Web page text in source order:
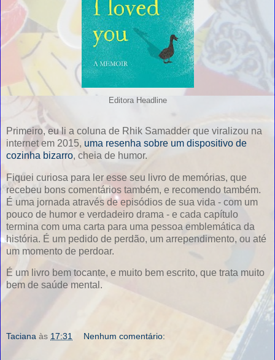
Editora Headline
Primeiro, eu li a coluna de Rhik Samadder que viralizou na
internet em 2015, uma resenha sobre um dispositivo de
cozinha bizarro, cheia de humor.
Fiquei curiosa para ler esse seu livro de memórias, que
recebeu bons comentários também, e recomendo também.
É uma jornada através de episódios de sua vida - com um
pouco de humor e verdadeiro drama - e cada capítulo
termina com uma carta para uma pessoa emblemática da
história. É um pedido de perdão, um arrependimento, ou até
um momento de perdoar.
É um livro bem tocante, e muito bem escrito, que trata muito
bem de saúde mental.
Taciana às 17:31 Nenhum comentário: